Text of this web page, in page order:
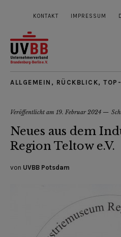
KONTAKT IMPRESSUM
ALLGEMEIN , RÜCKBLICK,
Veröffentlicht am 19. Februar 2024
Neues aus dem
Region Teltow e.V.
von UVBB Potsdam